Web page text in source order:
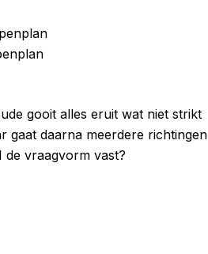
gooit alles eruit wat niet strikt
gaat daarna meerdere richtingen
de vraagvorm vast?